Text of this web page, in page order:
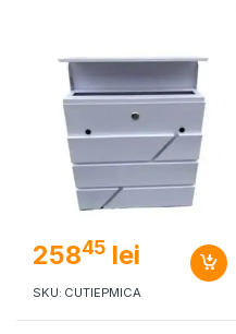
25845 lei
SKU: CUTIEPMICA